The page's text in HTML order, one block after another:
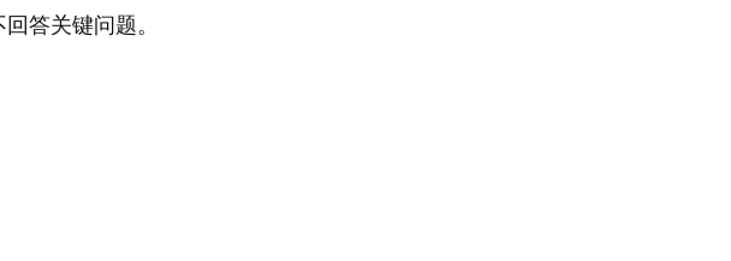
答关键问题。